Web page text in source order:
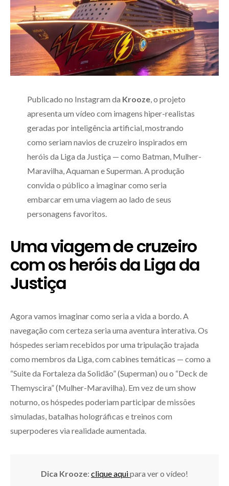
Publicado no Instagram da Krooze, o projeto
apresenta um vídeo com imagens hiper-realistas
geradas por inteligência artificial, mostrando
como seriam navios de cruzeiro inspirados em
heróis da Liga da Justiça — como Batman, Mulher-
Maravilha, Aquaman e Superman. A produção
convida o público a imaginar como seria
embarcar em uma viagem ao lado de seus
personagens favoritos.
Uma viagem de cruzeiro
com os heróis da Liga da
Justiça
Agora vamos imaginar como seria a vida a bordo. A
navegação com certeza seria uma aventura interativa. Os
hóspedes seriam recebidos por uma tripulação trajada
como membros da Liga, com cabines temáticas — como a
“Suite da Fortaleza da Solidão” (Superman) ou o “Deck de
Themyscira” (Mulher-Maravilha). Em vez de um show
noturno, os hóspedes poderiam participar de missões
simuladas, batalhas holográficas e treinos com
superpoderes via realidade aumentada.
Dica Krooze: clique aquipara ver o vídeo!